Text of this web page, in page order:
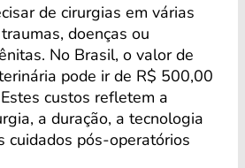
de cirurgias em várias
doenças ou
No Brasil, o valor de
pode ir de R$ 500,00
custos refletem a
a duração, a tecnologia
cuidados pós-operatórios